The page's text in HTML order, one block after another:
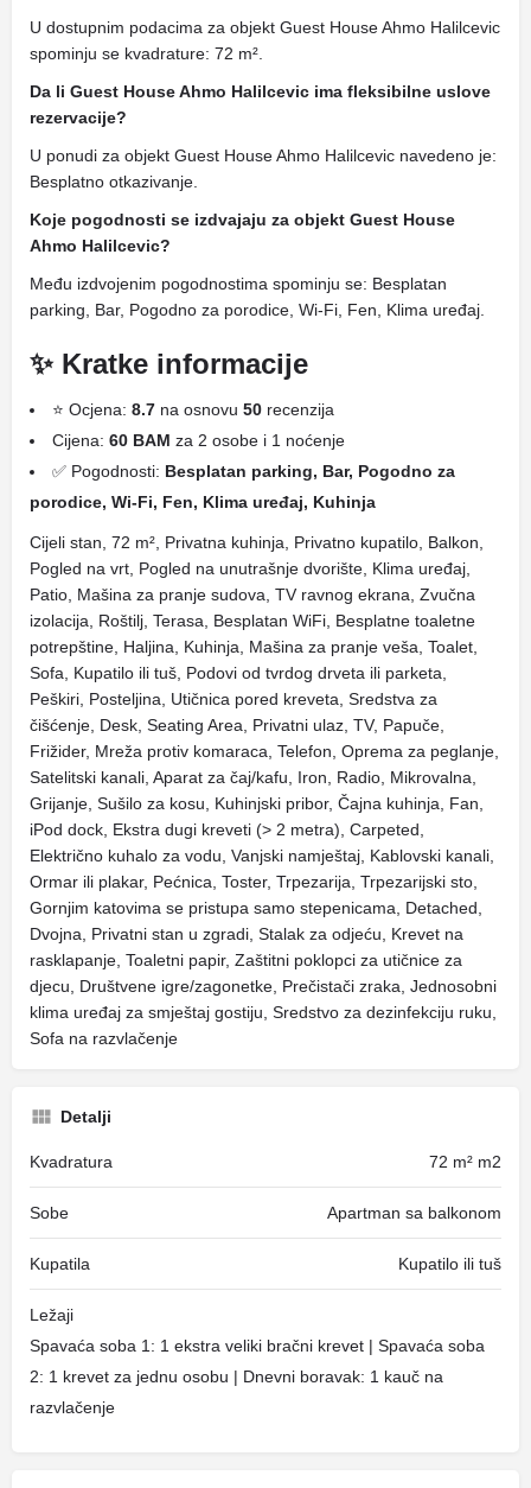
U dostupnim podacima za objekt Guest House Ahmo Halilcevic
spominju se kvadrature: 72 m².
Da li Guest House Ahmo Halilcevic ima fleksibilne uslove
rezervacije?
U ponudi za objekt Guest House Ahmo Halilcevic navedeno je:
Besplatno otkazivanje.
Koje pogodnosti se izdvajaju za objekt Guest House
Ahmo Halilcevic?
Među izdvojenim pogodnostima spominju se: Besplatan
parking, Bar, Pogodno za porodice, Wi-Fi, Fen, Klima uređaj.
✨ Kratke informacije
⭐ Ocjena: 8.7 na osnovu 50 recenzija
Cijena: 60 BAM za 2 osobe i 1 noćenje
✅ Pogodnosti: Besplatan parking, Bar, Pogodno za
porodice, Wi-Fi, Fen, Klima uređaj, Kuhinja
Cijeli stan, 72 m², Privatna kuhinja, Privatno kupatilo, Balkon,
Pogled na vrt, Pogled na unutrašnje dvorište, Klima uređaj,
Patio, Mašina za pranje sudova, TV ravnog ekrana, Zvučna
izolacija, Roštilj, Terasa, Besplatan WiFi, Besplatne toaletne
potrepštine, Haljina, Kuhinja, Mašina za pranje veša, Toalet,
Sofa, Kupatilo ili tuš, Podovi od tvrdog drveta ili parketa,
Peškiri, Posteljina, Utičnica pored kreveta, Sredstva za
čišćenje, Desk, Seating Area, Privatni ulaz, TV, Papuče,
Frižider, Mreža protiv komaraca, Telefon, Oprema za peglanje,
Satelitski kanali, Aparat za čaj/kafu, Iron, Radio, Mikrovalna,
Grijanje, Sušilo za kosu, Kuhinjski pribor, Čajna kuhinja, Fan,
iPod dock, Ekstra dugi kreveti (> 2 metra), Carpeted,
Električno kuhalo za vodu, Vanjski namještaj, Kablovski kanali,
Ormar ili plakar, Pećnica, Toster, Trpezarija, Trpezarijski sto,
Gornjim katovima se pristupa samo stepenicama, Detached,
Dvojna, Privatni stan u zgradi, Stalak za odjeću, Krevet na
rasklapanje, Toaletni papir, Zaštitni poklopci za utičnice za
djecu, Društvene igre/zagonetke, Prečistači zraka, Jednosobni
klima uređaj za smještaj gostiju, Sredstvo za dezinfekciju ruku,
Sofa na razvlačenje
Detalji
Kvadratura 72 m² m2
Sobe Apartman sa balkonom
Kupatila Kupatilo ili tuš
Ležaji
Spavaća soba 1: 1 ekstra veliki bračni krevet | Spavaća soba
2: 1 krevet za jednu osobu | Dnevni boravak: 1 kauč na
razvlačenje